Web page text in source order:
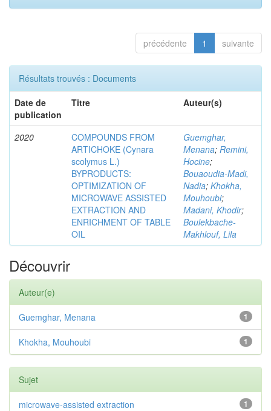
précédente 1 suivante
Résultats trouvés : Documents
Date de
publication
Titre Auteur(s)
2020
COMPOUNDS FROM
ARTICHOKE (Cynara
scolymus L.)
BYPRODUCTS:
OPTIMIZATION OF
MICROWAVE ASSISTED
EXTRACTION AND
ENRICHMENT OF TABLE
OIL
Guemghar,
Menana; Remini,
Hocine;
Bouaoudia-Madi,
Nadia; Khokha,
Mouhoubi;
Madani, Khodir;
Boulekbache-
Makhlouf, Lila
Découvrir
Auteur(e)
1
Guemghar, Menana
1
Khokha, Mouhoubi
Sujet
1
microwave-assisted extraction